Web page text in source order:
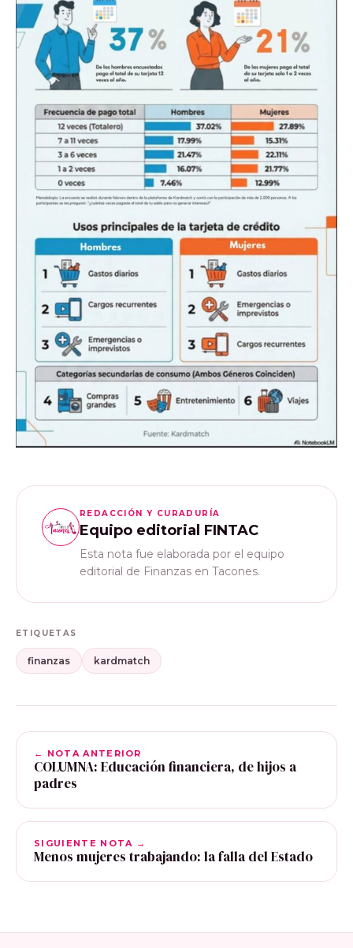
REDACCIÓN Y CURADURÍA
Equipo editorial FINTAC
Esta nota fue elaborada por el equipo
editorial de Finanzas en Tacones.
ETIQUETAS
finanzas kardmatch
← NOTA ANTERIOR
COLUMNA: Educación financiera, de hijos a
padres
SIGUIENTE NOTA →
Menos mujeres trabajando: la falla del Estado